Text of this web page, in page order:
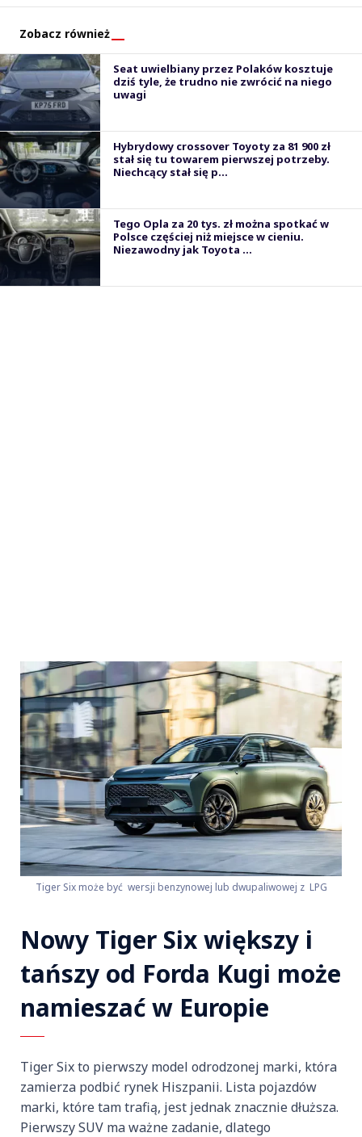
Zobacz również
Seat uwielbiany przez Polaków kosztuje
dziś tyle, że trudno nie zwrócić na niego
uwagi
Hybrydowy crossover Toyoty za 81 900 zł
stał się tu towarem pierwszej potrzeby.
Niechcący stał się p...
Tego Opla za 20 tys. zł można spotkać w
Polsce częściej niż miejsce w cieniu.
Niezawodny jak Toyota ...
Tiger Six może być wersji benzynowej lub dwupaliwowej z LPG
Nowy Tiger Six większy i
tańszy od Forda Kugi może
namieszać w Europie
Tiger Six to pierwszy model odrodzonej marki, która
zamierza podbić rynek Hiszpanii. Lista pojazdów
marki, które tam trafią, jest jednak znacznie dłuższa.
Pierwszy SUV ma ważne zadanie, dlatego